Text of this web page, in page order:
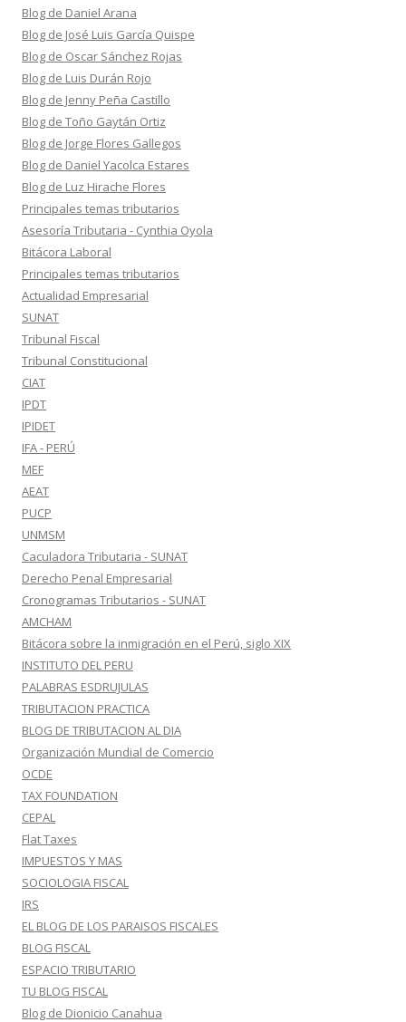
Blog de Daniel Arana
Blog de José Luis García Quispe
Blog de Oscar Sánchez Rojas
Blog de Luis Durán Rojo
Blog de Jenny Peña Castillo
Blog de Toño Gaytán Ortiz
Blog de Jorge Flores Gallegos
Blog de Daniel Yacolca Estares
Blog de Luz Hirache Flores
Principales temas tributarios
Asesoría Tributaria - Cynthia Oyola
Bitácora Laboral
Principales temas tributarios
Actualidad Empresarial
SUNAT
Tribunal Fiscal
Tribunal Constitucional
CIAT
IPDT
IPIDET
IFA - PERÚ
MEF
AEAT
PUCP
UNMSM
Caculadora Tributaria - SUNAT
Derecho Penal Empresarial
Cronogramas Tributarios - SUNAT
AMCHAM
Bitácora sobre la inmigración en el Perú, siglo XIX
INSTITUTO DEL PERU
PALABRAS ESDRUJULAS
TRIBUTACION PRACTICA
BLOG DE TRIBUTACION AL DIA
Organización Mundial de Comercio
OCDE
TAX FOUNDATION
CEPAL
Flat Taxes
IMPUESTOS Y MAS
SOCIOLOGIA FISCAL
IRS
EL BLOG DE LOS PARAISOS FISCALES
BLOG FISCAL
ESPACIO TRIBUTARIO
TU BLOG FISCAL
Blog de Dionicio Canahua